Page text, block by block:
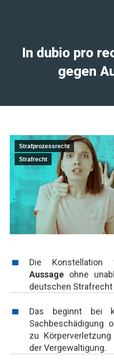
In dubio pro
gegen
Strafprozessrecht
Strafrecht
Die
Aussage ohne
deutschen Strafrecht
Das beginnt bei
Sachbeschädigung
zu
der Vergewaltigung.